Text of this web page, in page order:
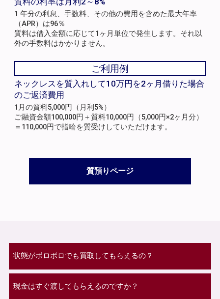
1 年分の利息、手数料、その他の費用を含めた最大年率
（APR）は96％
質料は借入金額に応じて1ヶ月単位で発生します。それ以
外の手数料はかかりません。
ご利用例
ネックレスを質入れして10万円を2ヶ月借りた場合
のご返済費用
1月の質料5,000円（月利5%）
ご融資金額100,000円＋質料10,000円（5,000円×2ヶ月分）
＝110,000円で指輪を質受けしていただけます。
質預りページ
状態がボロボロでも買取してもらえるの？
現金はすぐ渡してもらえるのですか？